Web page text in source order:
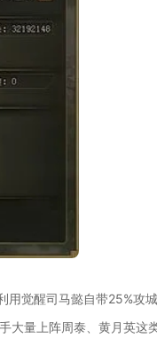
用觉醒司马懿自带25%攻
大量上阵周泰、黄月英这